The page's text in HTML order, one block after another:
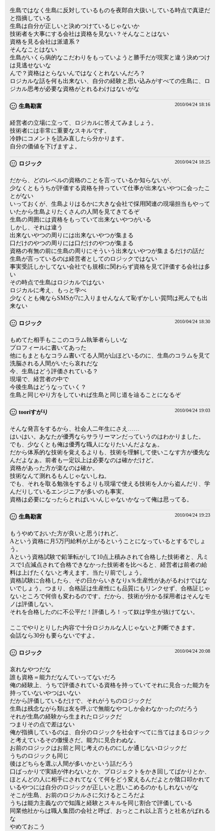
生島ではなく生島に反対しているものを夜郎自大扱いしている時点で真逆だ
と指摘している
生島は自分が正しいと決めつけているじゃないか
技術者を大事にする会社は資格を見ない？そんなことはない
資格を見る会社は派遣系？
そんなことはない
生島がいくら病的なこだわりをもっていようと勝手だが現実と違う決めつけ
は見逃せないな
んで？資格はとらないんではなくとれないんだろ？
ロジカルな話を何も出来ない、自分の経験と思い込みがすべての生島に、ロ
ジカル思考が必要な資格がとれるわけはないがな
生島勘富 2010/04/24 18:16
経営者の立場に立って、ロジカルに答えてみましょう。
技術者には非常に重要なスキルです。
冷静にコメントを読み直したら分かります。
自分の価値を下げますよ。
ロジック 2010/04/24 18:25
だから、どのレベルの資格のことを言っているか知らないが、
少なくともうちが評価する資格を持っていて仕事が出来ないやつに会ったこ
とがない
いっておくが、生島よりはるかに大きな会社で採用関連の現場担当もやって
いたから生島よりたくさんの人間を見てきてるぞ
生島の周囲には資格をもっていて出来ないやつがいる
しかし、それは違う
出来ないやつの周りには出来ないやつが集まる
口だけのやつの周りには口だけのやつが集まる
資格の有無の前に生島の周りにそういう出来ないやつが集まるだけの話だ
生島が言っているのは経営者としてのロジックではない
事実受託しかしてない会社でも規模に関わらず資格を見て評価する会社は多
い
その時点で生島はロジカルではない
ロジカルに考え、もっと学べ
少なくとも俺ならSMSが7に入りませんなんて恥ずかしい質問は死んでも出
来ない
ロジック 2010/04/24 18:30
もめてた相手もここのコラム執筆者らしいな
プロフィールに書いてあった
他にもまともなコラム書いてる人間が山ほどいるのに、生島のコラムを見て
洗脳される人間がいたら哀れだな
今、生島はどう評価されている？
現場で、経営者の中で
今後生島はどうなっていく？
生島と同じやり方をしていれば生島と同じ道を辿ることになるぞ
tooriすがり 2010/04/24 19:03
そんな発言をするから、社会人二年生にさえ……
はいはい。あなたが優秀ならサラリーマンだっていうのはわかりました。
でも、少なくとも俺は優秀な職人になりたいんだよなぁ。
だから体系的な技術を覚えるよりも、技術を理解して使いこなす方が優先な
んだよなぁ。前者も一定以上は必要なのは確かだけど。
資格があった方が楽なのは確か。
技術なんて測れるもんじゃないしね。
でも、それを取る勉強をするよりも現場で使える技術を人から盗んだり、学
んだりしているエンジニアが多いのも事実。
資格は必要になったらとればいいんじゃないかなって俺は思ってる。
生島勘富 2010/04/24 19:23
もうやめておいた方が良いと思うけれど。
Aという資格に月5万円給料が上がるということになっているとするでしょ
う。
Aという資格試験で鉛筆転がして10点上積みされて合格した技術者と、凡ミ
スで1点減点されて合格できなかった技術者を比べると、経営者は前者の給
料は上げたくないと考えます。当たり前でしょう。
資格試験に合格したら、その日からいきなりx％生産性があがるわけではな
いでしょう。つまり、合格証は生産性にも品質にもリンクせず、合格証じゃ
ないところで何倍も変わるのです。だから、技術が分かる採用者はそんなモ
ノは評価しない。
それを合格したのに不公平だ！評価しろ！って奴は学生が抜けてない。
ここでやりとりした内容で十分ロジカルな人じゃないと判断できます。
会話なら30分も要らないですよ。
ロジック 2010/04/24 20:08
哀れなやつだな
誰も資格＝能力だなんていってないだろ
俺の経験上、うちで評価されている資格を持っていてそれに見合った能力を
持っていないやつはいない
だから評価しているだけで、それがうちのロジックだ
生島は残念ながら類は友を呼ぶで無能なやつしか会わなかったのだろう
それが生島の経験から生まれたロジックだ
つまりその点で差はない
俺が指摘しているのは、自分のロジックを社会すべてに当てはまるロジック
と考えているその傲慢さだ。能力に見合わぬな。
お前のロジックはお前と同じ考えのものにしか通じないロジックだ
うちのロジックも同じ
後はどちらを選ぶ人間が多いかという話だろう
口ばっかりで実績が伴わないとか、プロジェクトをかき回してばかりとか、
ほとんどの人に相手にされてなくて何をどう変えるんだよとか陰口叩かれて
いるやつには自分のロジックが正しいと思いこめるのかもしれないがな
そこが生島、お前のロジカルさに欠けるところだよ
うちは能力主義なので知識と経験とスキルを同じ割合で評価している
同業他社からは職人集団の会社と呼ば、おっとこれ以上言うと社名がばれる
な
やめておこう